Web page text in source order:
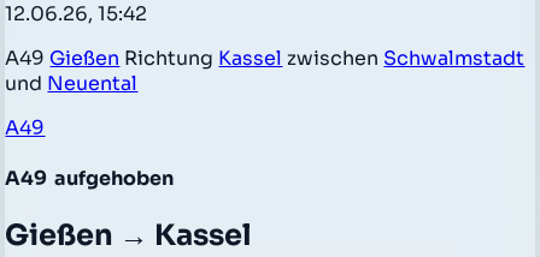
12.06.26, 15:42
A49 Gießen Richtung Kassel zwischen Schwalmstadt
und Neuental
A49
A49 aufgehoben
Gießen → Kassel